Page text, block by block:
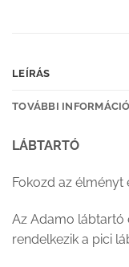
LEÍRÁS
TOVÁBBI
LÁBTARTÓ
Fokozd az élményt
Az Adamo lábtartó
rendelkezik a pici